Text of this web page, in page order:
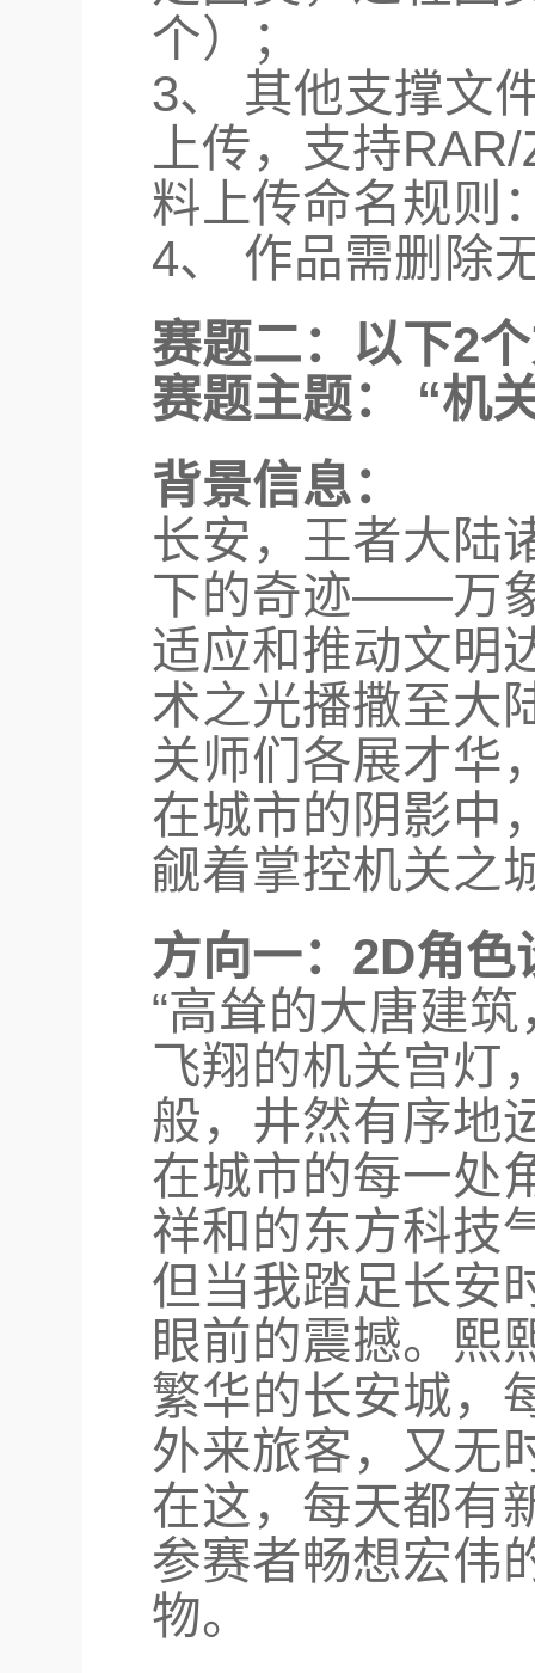
个）；
3、 其他支撑文
上传，支持
料上传命名规则
4、 作品需删除
赛题二：以下2
赛题主题： “机
背景信息：
⻓安，王者⼤陆
下的奇迹——万
适应和推动⽂明
术之光播撒⾄⼤
关师们各展才华
在城市的阴影中
觎着掌控机关之
方向一：2D角色
“高耸的大唐建
飞翔的机关宫灯
般，井然有序地
在城市的每一处
祥和的东方科技
但当我踏足长安
眼前的震撼。熙
繁华的长安城，
外来旅客，又无
在这，每天都有
参赛者畅想宏伟
物。